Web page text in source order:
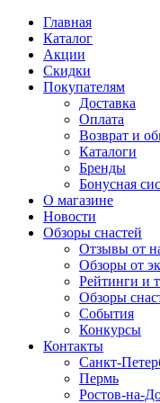
Главная
Каталог
Акции
Скидки
Покупателям
Доставка
Оплата
Возврат и
Каталоги
Бренды
Бонусная
О магазине
Новости
Обзоры снастей
Отзывы от
Обзоры от
Рейтинги и
Обзоры
События
Конкурсы
Контакты
Санкт-
Пермь
Ростов-на-